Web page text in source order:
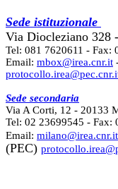
Sede istituzionale
Via Diocleziano 328
Tel: 081 7620611 - Fax:
Email: mbox@irea.cnr.it
Sede secondaria
Via A Corti, 12 - 20133
Tel: 02 23699545 - Fax:
Email: milano@irea.cnr.it
(PEC)